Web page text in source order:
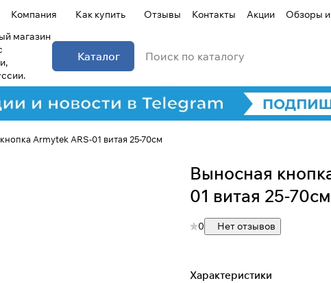
Компания Как купить Отзывы Контакты Акции Обзоры и
магазин
Каталог
Armytek ARS-01 витая 25-70см
Выносная
01 витая 25-70см
0 Нет отзывов
Характеристики
Для клиентов всех банков
оплату на части